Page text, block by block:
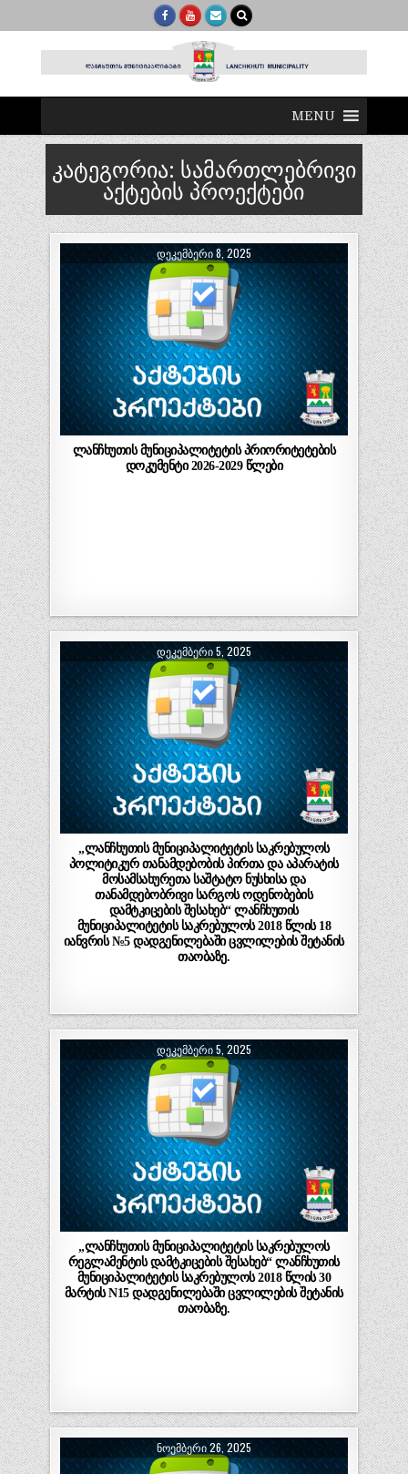
MENU
კატეგორია: სამართლებრივი
აქტების პროექტები
ᲓᲔᲙᲔᲛᲑᲔᲠᲘ 8, 2025
ლანჩხუთის მუნიციპალიტეტის პრიორიტეტების
დოკუმენტი 2026-2029 წლები
ᲓᲔᲙᲔᲛᲑᲔᲠᲘ 5, 2025
„ლანჩხუთის მუნიციპალიტეტის საკრებულოს
პოლიტიკურ თანამდებობის პირთა და აპარატის
მოსამსახურეთა საშტატო ნუსხისა და
თანამდებობრივი სარგოს ოდენობების
დამტკიცების შესახებ“ ლანჩხუთის
მუნიციპალიტეტის საკრებულოს 2018 წლის 18
იანვრის №5 დადგენილებაში ცვლილების შეტანის
თაობაზე.
ᲓᲔᲙᲔᲛᲑᲔᲠᲘ 5, 2025
„ლანჩხუთის მუნიციპალიტეტის საკრებულოს
რეგლამენტის დამტკიცების შესახებ“ ლანჩხუთის
მუნიციპალიტეტის საკრებულოს 2018 წლის 30
მარტის N15 დადგენილებაში ცვლილების შეტანის
თაობაზე.
ᲜᲝᲔᲛᲑᲔᲠᲘ 26, 2025